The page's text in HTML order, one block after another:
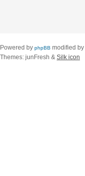
Powered by phpBB modified by
Themes: junFresh & Silk icon